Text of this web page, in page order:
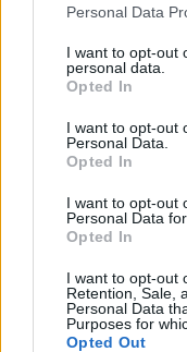
Personal Data
I want to opt-out
personal data.
Opted In
I want to opt-out
Personal Data.
Opted In
I want to opt-out
Personal Data
Opted In
I want to opt-out
Retention, Sale,
Personal Data
Purposes for
Opted Out
sale:
fabrică»
Pentru
este
crede-